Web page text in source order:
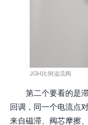
JGH比例溢流阀
第二个要看的是
回调，同一个电流点
来自磁滞、阀芯摩擦